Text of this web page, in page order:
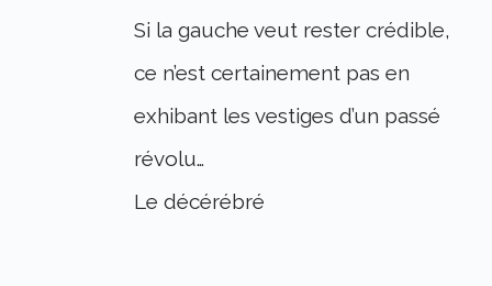
Si la gauche veut rester crédible,
ce n’est certainement pas en
exhibant les vestiges d’un passé
révolu…
Le décérébré